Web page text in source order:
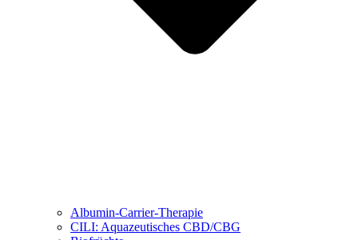
Albumin-Carrier-Therapie
CILI: Aquazeutisches CBD/CBG